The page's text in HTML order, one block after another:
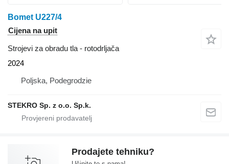
Bomet U227/4
Cijena na upit
Strojevi za obradu tla - rotodrljača
2024
Poljska, Podegrodzie
STEKRO Sp. z o.o. Sp.k.
Prodajete tehniku?